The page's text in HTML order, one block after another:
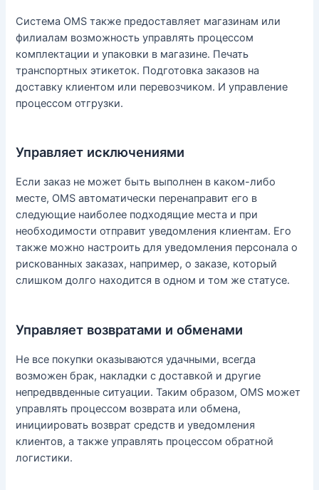
Система OMS также предоставляет магазинам или
филиалам возможность управлять процессом
комплектации и упаковки в магазине. Печать
транспортных этикеток. Подготовка заказов на
доставку клиентом или перевозчиком. И управление
процессом отгрузки.
Управляет исключениями
Если заказ не может быть выполнен в каком-либо
месте, OMS автоматически перенаправит его в
следующие наиболее подходящие места и при
необходимости отправит уведомления клиентам. Его
также можно настроить для уведомления персонала о
рискованных заказах, например, о заказе, который
слишком долго находится в одном и том же статусе.
Управляет возвратами и обменами
Не все покупки оказываются удачными, всегда
возможен брак, накладки с доставкой и другие
непредввденные ситуации. Таким образом, OMS может
управлять процессом возврата или обмена,
инициировать возврат средств и уведомления
клиентов, а также управлять процессом обратной
логистики.